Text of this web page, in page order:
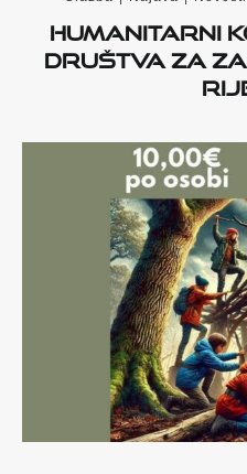
Humanitarni
Društva za